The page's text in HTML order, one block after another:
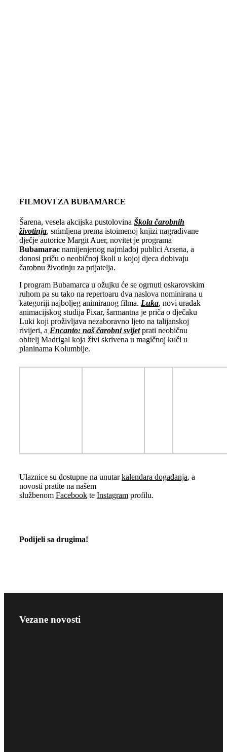
FILMOVI ZA BUBAMARCE
Šarena, vesela akcijska pustolovina Škola čarobnih
životinja, snimljena prema istoimenoj knjizi nagrađivane
dječje autorice Margit Auer, novitet je programa
Bubamaracnamijenjenog najmlađoj publici Arsena, a
donosi priču o neobičnoj školi u kojoj djeca dobivaju
čarobnu životinju za prijatelja.
I program Bubamarca u ožujku će se ogrnuti oskarovskim
ruhom pa su tako na repertoaru dva naslova nominirana u
kategoriji najboljeg animiranog filma. Luka, novi uradak
animacijskog studija Pixar, šarmantna je priča o dječaku
Luki koji proživljava nezaboravno ljeto na talijanskoj
rivijeri, a Encanto: naš čarobni svijetprati neobičnu
obitelj Madrigal koja živi skrivena u magičnoj kući u
planinama Kolumbije.
Ulaznice su dostupne na unutarkalendara događanja, a
novosti pratite na našem
službenom Facebookte Instagramprofilu.
Podijeli sa drugima!
Vezane novosti